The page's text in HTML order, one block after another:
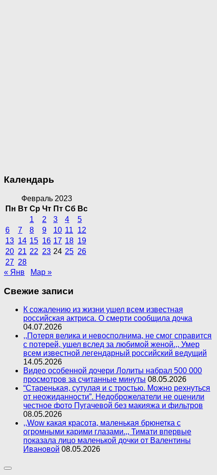
Календарь
Февраль 2023
Пн Вт Ср Чт Пт Сб Вс
1
2 3 4
5
6
7 8 9 10 11
12
13 14 15 16 17 18 19
20 21 22 23 24 25 26
27 28
« Янв
Мар »
Свежие записи
К сожалению из жизни ушел всем известная
российская актриса. О смерти сообщила дочка
04.07.2026
,,Потеря велика и невосполнима, не смог справится
с потерей, ушел вслед за любимой женой.,, Умер
всем известной легендарный российский ведущий
14.05.2026
Видео особенной дочери Лолиты набрал 500 000
просмотров за считанные минуты 08.05.2026
“Старенькая, сутулая и с тростью. Можно рехнуться
от неожиданности”. Недоброжелатели не оценили
честное фото Пугачевой без макияжа и фильтров
08.05.2026
,,Wow какая красота, маленькая брюнетка с
огромными карими глазами.,, Тимати впервые
показала лицо маленькой дочки от Валентины
Ивановой 08.05.2026